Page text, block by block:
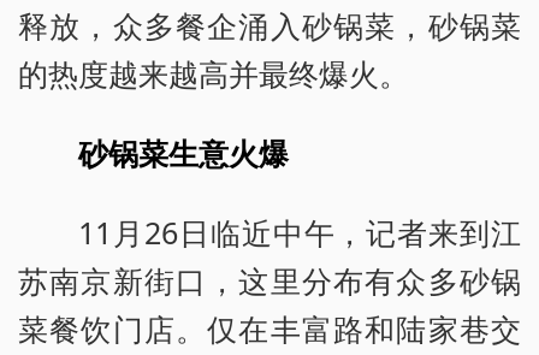
释放，众多餐企涌入砂锅菜，砂锅菜
的热度越来越高并最终爆火。
砂锅菜生意火爆
11月26日临近中午，记者来到江
苏南京新街口，这里分布有众多砂锅
菜餐饮门店。仅在丰富路和陆家巷交